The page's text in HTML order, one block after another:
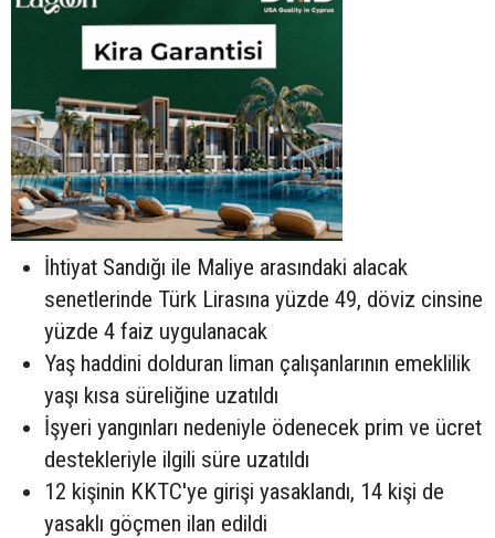
İhtiyat Sandığı ile Maliye arasındaki alacak
senetlerinde Türk Lirasına yüzde 49, döviz cinsine
yüzde 4 faiz uygulanacak
Yaş haddini dolduran liman çalışanlarının emeklilik
yaşı kısa süreliğine uzatıldı
İşyeri yangınları nedeniyle ödenecek prim ve ücret
destekleriyle ilgili süre uzatıldı
12 kişinin KKTC'ye girişi yasaklandı, 14 kişi de
yasaklı göçmen ilan edildi